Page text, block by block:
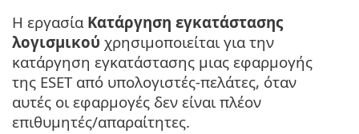
Η εργασία Κατάργηση εγκατάστασης
λογισμικού χρησιμοποιείται για την
κατάργηση εγκατάστασης μιας εφαρμογής
της ESET από υπολογιστές-πελάτες, όταν
αυτές οι εφαρμογές δεν είναι πλέον
επιθυμητές/απαραίτητες.